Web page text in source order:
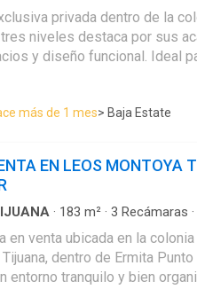
con clóset, baño completo
tus convivencias o
EB-WP2447
privada dentro de la
niveles destaca por sus
y diseño funcional. Ideal
3 recámaras - 3 baños
con walk-in closet y
a 4ª recámara) -
- Roof garden - 2 cajones de
Balcón - Terraza - Roof
techado - Cocina integral -
estacionarse Ubicación estratégica: -
Tijuana - Rápido
más de 1 mes> Baja Estate
EN LEOS MONTOYA
· 183 m² · 3 Recámaras ·
en venta ubicada en la
Tijuana, dentro de Ermita
tranquilo y bien organizado. La